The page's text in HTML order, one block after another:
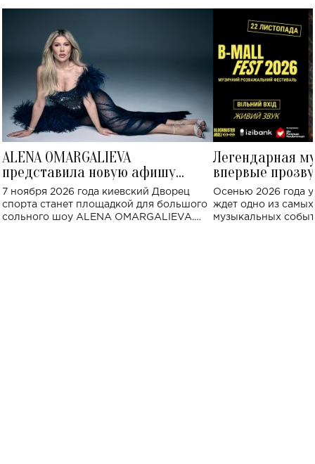
ALENA OMARGALIEVA
представила новую афишу
большого концерта во Дворце
спорта
7 ноября 2026 года киевский Дворец
спорта станет площадкой для большого
сольного шоу ALENA OMARGALIEVA.
Легендарная
впервые
Украине: где
Осенью 2026 года
ждет одно из
музыкальных